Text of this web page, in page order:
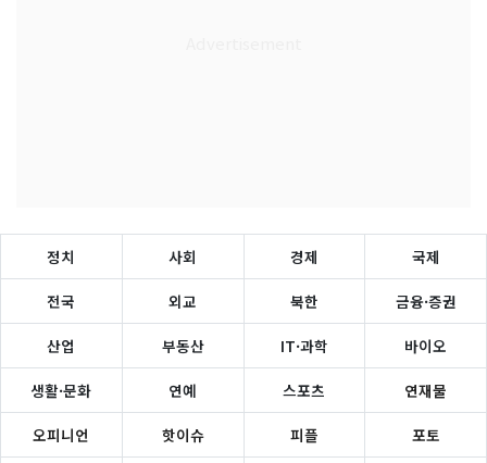
정치 사회 경제 국제
전국 외교 북한 금융·증권
산업 부동산 IT·과학 바이오
생활·문화 연예 스포츠 연재물
오피니언 핫이슈 피플 포토